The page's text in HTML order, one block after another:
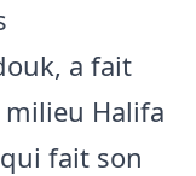
a fait
milieu Halifa
qui fait son